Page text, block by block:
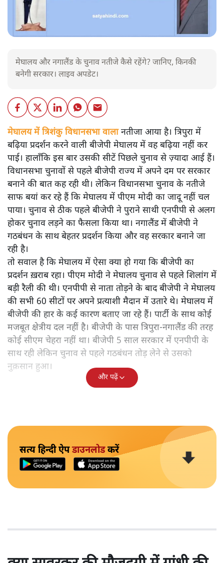
मेघालय और नगालैंड के चुनाव नतीजे कैसे रहेंगे? जानिए, किनकी
बनेगी सरकार। लाइव अपडेट।
मेघालय में त्रिशंकु विधानसभा वालानतीजा आया है। त्रिपुरा में
बढ़िया प्रदर्शन करने वाली बीजेपी मेघालय में वह बढ़िया नहीं कर
पाई। हालाँकि इस बार उसकी सीटें पिछले चुनाव से ज़्यादा आई हैं।
विधानसभा चुनावों से पहले बीजेपी राज्य में अपने दम पर सरकार
बनाने की बात कह रही थी। लेकिन विधानसभा चुनाव के नतीजे
साफ बयां कर रहे हैं कि मेघालय में पीएम मोदी का जादू नहीं चल
पाया। चुनाव से ठीक पहले बीजेपी ने पुराने साथी एनपीपी से अलग
होकर चुनाव लड़ने का फैसला किया था। नगालैंड में बीजेपी ने
गठबंधन के साथ बेहतर प्रदर्शन किया और वह सरकार बनाने जा
रही है।
तो सवाल है कि मेघालय में ऐसा क्या हो गया कि बीजेपी का
प्रदर्शन ख़राब रहा। पीएम मोदी ने मेघालय चुनाव से पहले शिलांग में
बड़ी रैली की थी। एनपीपी से नाता तोड़ने के बाद बीजेपी ने मेघालय
की सभी 60 सीटों पर अपने प्रत्याशी मैदान में उतारे थे। मेघालय में
बीजेपी की हार के कई कारण बताए जा रहे हैं। पार्टी के साथ कोई
मजबूत क्षेत्रीय दल नहीं है। बीजेपी के पास त्रिपुरा-नगालैंड की तरह
कोई सीएम चेहरा नहीं था। बीजेपी 5 साल सरकार में एनपीपी के
साथ रही लेकिन चुनाव से पहले गठबंधन तोड़ लेने से उसको
नुक़सान हुआ।
और पढ़ें
सत्य हिन्दी ऐपडाउनलोडकरें